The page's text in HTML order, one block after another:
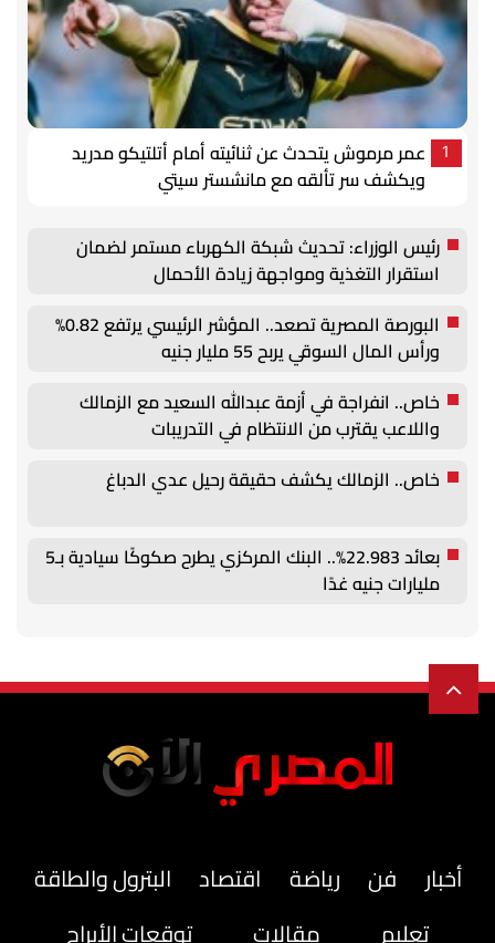
1
عمر مرموش يتحدث عن ثنائيته أمام أتلتيكو مدريد
ويكشف سر تألقه مع مانشستر سيتي
رئيس الوزراء: تحديث شبكة الكهرباء مستمر لضمان
استقرار التغذية ومواجهة زيادة الأحمال
البورصة المصرية تصعد.. المؤشر الرئيسي يرتفع 0.82%
ورأس المال السوقي يربح 55 مليار جنيه
خاص.. انفراجة في أزمة عبدالله السعيد مع الزمالك
واللاعب يقترب من الانتظام في التدريبات
خاص.. الزمالك يكشف حقيقة رحيل عدي الدباغ
بعائد 22.983%.. البنك المركزي يطرح صكوكًا سيادية بـ5
مليارات جنيه غدًا
أخبار فن رياضة اقتصاد
البترول والطاقة
تعليم
مقالات توقعات الأبراج